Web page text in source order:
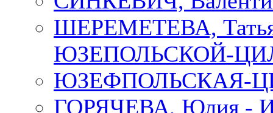
ШЕРЕМЕТЕВА,
ЮЗЕПОЛЬСКОЙ-
ЮЗЕФПОЛЬСКАЯ-
ГОРЯЧЕВА, Юлия -